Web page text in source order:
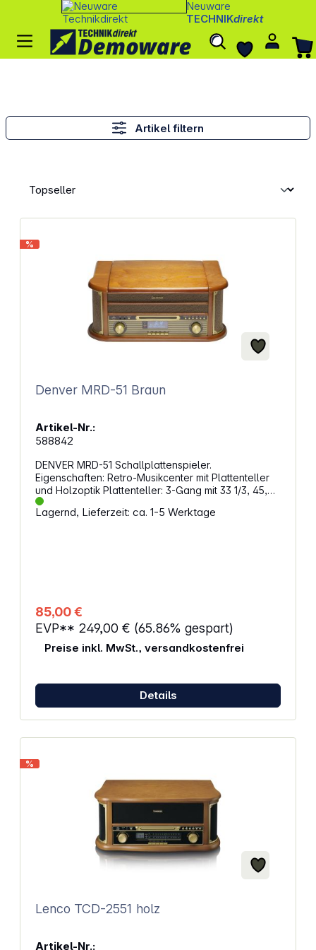
Neuware
TECHNIKdirekt
Artikel filtern
%
Denver MRD-51 Braun
Artikel-Nr.:
588842
DENVER MRD-51 Schallplattenspieler.
Eigenschaften: Retro-Musikcenter mit Plattenteller
und Holzoptik Plattenteller: 3-Gang mit 33 1/3, 45,
78 U/min UKW-/MW-/DAB-Radio CD und USB mit
MP3-Wiedergabe Kassettenspieler USB-Aufnahme
Lagernd, Lieferzeit: ca. 1-5 Werktage
85,00 €
EVP** 249,00 € (65.86% gespart)
Preise inkl. MwSt., versandkostenfrei
Details
%
Lenco TCD-2551 holz
Artikel-Nr.: